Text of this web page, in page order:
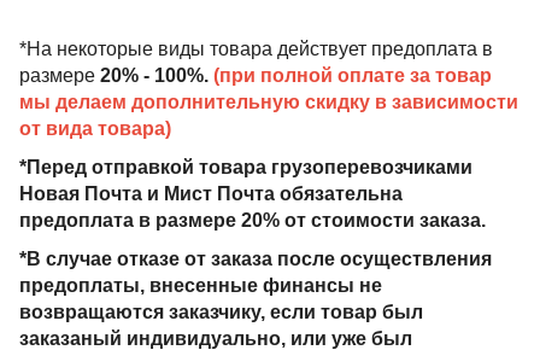
*На некоторые виды товара действует предоплата в
размере 20% - 100%. (при полной оплате за товар
мы делаем дополнительную скидку в зависимости
от вида товара)
*Перед отправкой товара грузоперевозчиками
Новая Почта и Мист Почта обязательна
предоплата в размере 20% от стоимости заказа.
*В случае отказе от заказа после осуществления
предоплаты, внесенные финансы не
возвращаются заказчику, если товар был
заказаный индивидуально, или уже был